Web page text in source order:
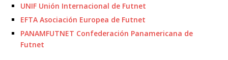
UNIF Unión Internacional de Futnet
EFTA Asociación Europea de Futnet
PANAMFUTNET Confederación Panamericana de
Futnet